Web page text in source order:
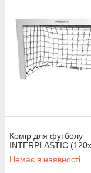
Комір для футболу
INTERPLASTIC
Немає в наявності